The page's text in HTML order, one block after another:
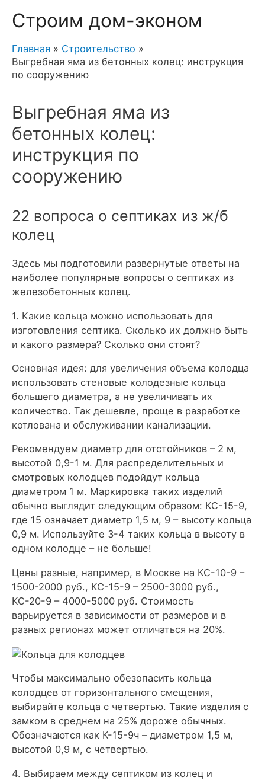
Строим дом-эконом
Главная
Строительство
Выгребная яма из бетонных колец: инструкция
по сооружению
Выгребная яма из
бетонных колец:
инструкция по
сооружению
22 вопроса о септиках из ж/б
колец
Здесь мы подготовили развернутые ответы на
наиболее популярные вопросы о септиках из
железобетонных колец.
1. Какие кольца можно использовать для
изготовления септика. Сколько их должно быть
и какого размера? Сколько они стоят?
Основная идея: для увеличения объема колодца
использовать стеновые колодезные кольца
большего диаметра, а не увеличивать их
количество. Так дешевле, проще в разработке
котлована и обслуживании канализации.
Рекомендуем диаметр для отстойников – 2 м,
высотой 0,9-1 м. Для распределительных и
смотровых колодцев подойдут кольца
диаметром 1 м. Маркировка таких изделий
обычно выглядит следующим образом: КС-15-9,
где 15 означает диаметр 1,5 м, 9 – высоту кольца
0,9 м. Используйте 3-4 таких кольца в высоту в
одном колодце – не больше!
Цены разные, например, в Москве на КС-10-9 –
1500-2000 руб., КС-15-9 – 2500-3000 руб.,
КС-20-9 – 4000-5000 руб. Стоимость
варьируется в зависимости от размеров и в
разных регионах может отличаться на 20%.
Чтобы максимально обезопасить кольца
колодцев от горизонтального смещения,
выбирайте кольца с четвертью. Такие изделия с
замком в среднем на 25% дороже обычных.
Обозначаются как К-15-9ч – диаметром 1,5 м,
высотой 0,9 м, с четвертью.
4. Выбираем между септиком из колец и